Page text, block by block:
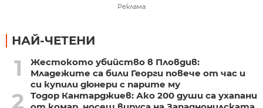
Реклама
НАЙ-ЧЕТЕНИ
1
Жестокото убийство в Пловдив:
Младежите са били Георги повече от час и
си купили дюнери с парите му
2
Тодор Кантарджиев: Ако 200 души са ухапани